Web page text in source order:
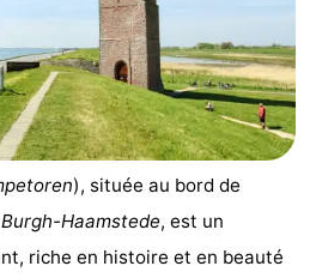
), située au bord de
Burgh-Haamstede, est un
riche en histoire et en beauté